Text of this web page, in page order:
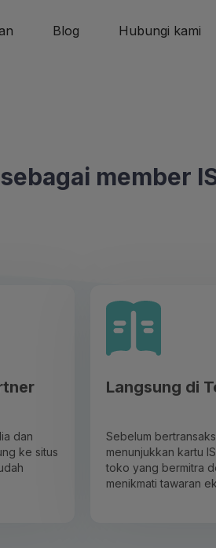
Blog Hubungi kami
member
dan
ke situs
Langsung di
Sebelum
menunjukkan kartu
toko yang bermitra
menikmati tawaran